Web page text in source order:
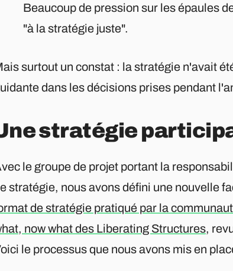
Beaucoup de pression sur les épaules
"à la stratégie juste".
surtout un constat : la stratégie n'avait
dans les décisions prises pendant
stratégie
le groupe de projet portant la
stratégie, nous avons défini une nouvelle
de stratégie pratiqué par la
now what des Liberating Structures,
le processus que nous avons mis en